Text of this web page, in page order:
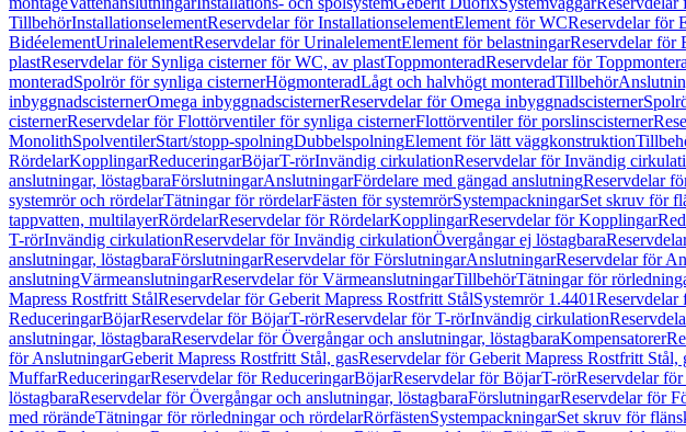
TillbehörInstallationselementReservdelar för InstallationselementElement för WCReservdelar för
BidéelementUrinalelementReservdelar för UrinalelementElement för belastningarReservdelar för
plastReservdelar för Synliga cisterner för WC, av plastToppmonteradReservdelar för
monteradSpolrör för synliga cisternerHögmonteradLågt och halvhögt monteradTillbehör
inbyggnadscisternerOmega inbyggnadscisternerReservdelar för Omega inbyggnadscisterner
cisternerReservdelar för Flottörventiler för synliga cisternerFlottörventiler för porslinscisterner
MonolithSpolventilerStart/stopp-spolningDubbelspolningElement för lätt väggkonstruktion
RördelarKopplingarReduceringarBöjarT-rörInvändig cirkulationReservdelar för Invändig
anslutningar, löstagbaraFörslutningarAnslutningarFördelare med gängad anslutningReservdelar
systemrör och rördelarTätningar för rördelarFästen för systemrörSystempackningarSet skruv för
tappvatten, multilayerRördelarReservdelar för RördelarKopplingarReservdelar för Kopplingar
T-rörInvändig cirkulationReservdelar för Invändig cirkulationÖvergångar ej löstagbara
anslutningar, löstagbaraFörslutningarReservdelar för FörslutningarAnslutningarReservdelar för
anslutningVärmeanslutningarReservdelar för VärmeanslutningarTillbehörTätningar för
Mapress Rostfritt StålReservdelar för Geberit Mapress Rostfritt StålSystemrör 1.4401Reservdelar
ReduceringarBöjarReservdelar för BöjarT-rörReservdelar för T-rörInvändig cirkulation
anslutningar, löstagbaraReservdelar för Övergångar och anslutningar, löstagbaraKompensatorer
för AnslutningarGeberit Mapress Rostfritt Stål, gasReservdelar för Geberit Mapress Rostfritt Stål,
MuffarReduceringarReservdelar för ReduceringarBöjarReservdelar för BöjarT-rörReservdelar
löstagbaraReservdelar för Övergångar och anslutningar, löstagbaraFörslutningarReservdelar för
med rörändeTätningar för rörledningar och rördelarRörfästenSystempackningarSet skruv för